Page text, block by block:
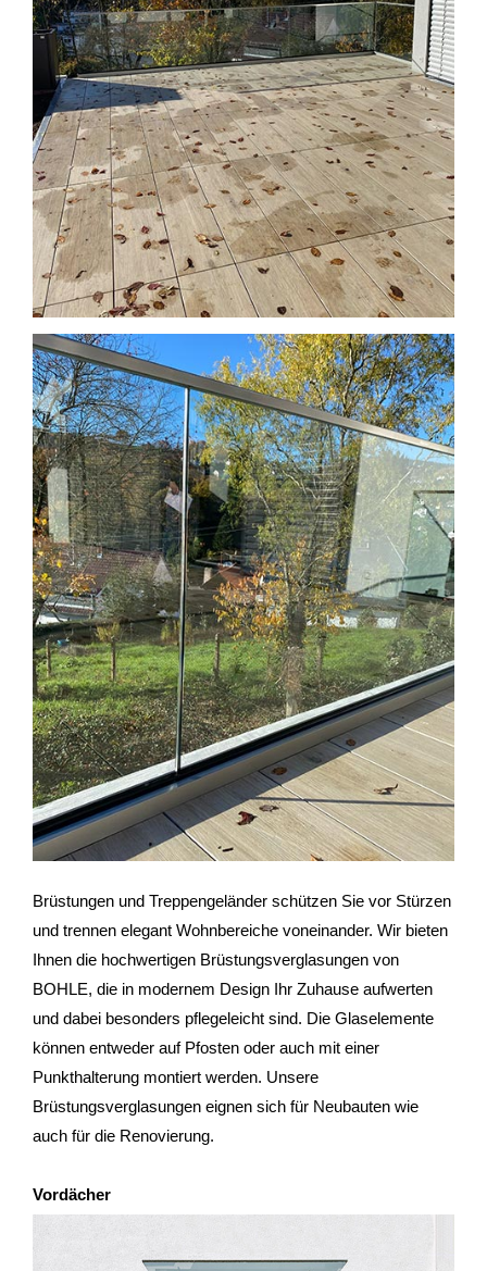
Brüstungen und Treppengeländer schützen Sie vor Stürzen
und trennen elegant Wohnbereiche voneinander. Wir bieten
Ihnen die hochwertigen Brüstungsverglasungen von
BOHLE, die in modernem Design Ihr Zuhause aufwerten
und dabei besonders pflegeleicht sind. Die Glaselemente
können entweder auf Pfosten oder auch mit einer
Punkthalterung montiert werden. Unsere
Brüstungsverglasungen eignen sich für Neubauten wie
auch für die Renovierung.
Vordächer